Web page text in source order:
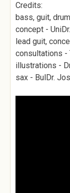
Credits:
bass, guit,
concept -
lead guit,
consultations -
illustrations -
sax - BulDr.